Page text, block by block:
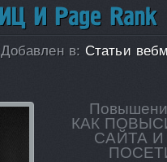
Добавлен в: Статьи
КАК
САЙТА И